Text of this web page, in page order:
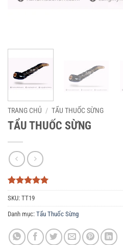
TRANG CHỦ / TẨU THUỐC SỪNG
TẨU THUỐC SỪNG
5trên 5
dựa trên
3
đánh giá
SKU: TT19
Danh mục: Tẩu Thuốc Sừng